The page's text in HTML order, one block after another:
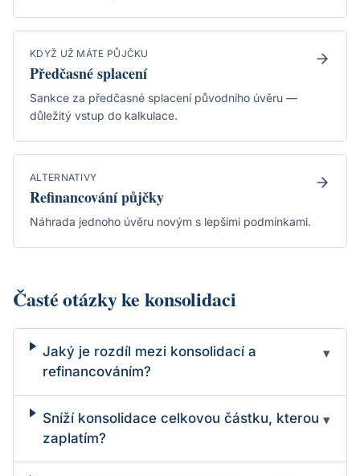
KDYŽ UŽ MÁTE PŮJČKU
Předčasné splacení
Sankce za předčasné splacení původního úvěru —
důležitý vstup do kalkulace.
ALTERNATIVY
Refinancování půjčky
Náhrada jednoho úvěru novým s lepšími podmínkami.
Časté otázky ke konsolidaci
Jaký je rozdíl mezi konsolidací a
refinancováním?
▾
Sníží konsolidace celkovou částku, kterou
zaplatím?
▾